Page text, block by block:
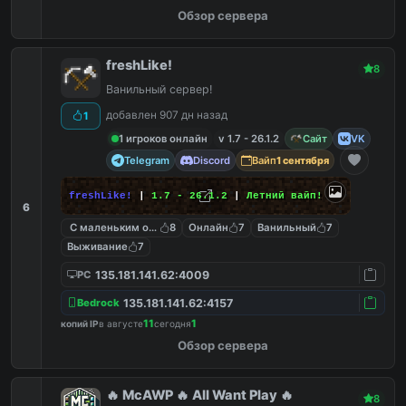
Обзор сервера
6
1
freshLike! 8
Ванильный сервер!
добавлен 907 дн назад
1 игроков онлайн
v 1.7 - 26.1.2 Сайт
VK
Telegram
Discord Вайп1 сентября
freshLike! 1.7 - 26.1.2 | Летний вайп!
С маленьким онлайном
8 Онлайн 7 Ванильный
7
Выживание
7
PC 135.181.141.62:4009
Bedrock 135.181.141.62:4157
копий IPв августе11сегодня1
Обзор сервера
🔥 McAWP 🔥 All Want Play 🔥 8